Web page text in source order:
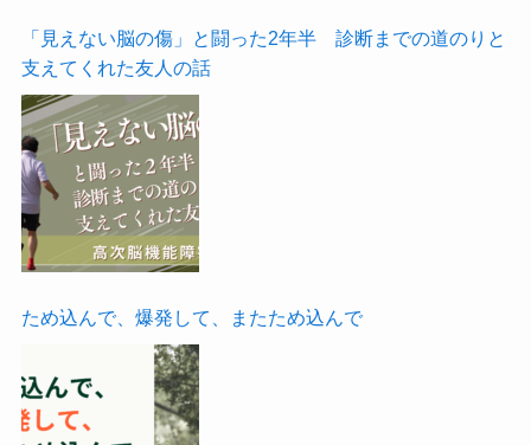
「見えない脳の傷」と闘った2年半 診断までの道のりと
支えてくれた友人の話
ため込んで、爆発して、またため込んで